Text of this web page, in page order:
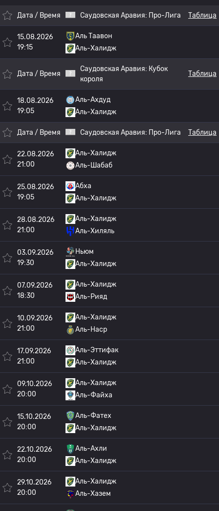
Дата / Время Саудовская Аравия: Про-Лига Таблица
15.08.2026
19:15
Аль Таавон
Аль-Халидж
Дата / Время
Саудовская Аравия: Кубок
короля
Таблица
18.08.2026
19:05
Аль-Ахдуд
Аль-Халидж
Дата / Время Саудовская Аравия: Про-Лига Таблица
22.08.2026
21:00
Аль-Халидж
Аль-Шабаб
25.08.2026
19:05
Абха
Аль-Халидж
28.08.2026
21:00
Аль-Халидж
Аль-Хиляль
03.09.2026
19:30
Ньюм
Аль-Халидж
07.09.2026
18:30
Аль-Халидж
Аль-Рияд
10.09.2026
21:00
Аль-Халидж
Аль-Наср
17.09.2026
21:00
Аль-Эттифак
Аль-Халидж
09.10.2026
20:00
Аль-Халидж
Аль-Файха
15.10.2026
20:00
Аль-Фатех
Аль-Халидж
22.10.2026
20:00
Аль-Ахли
Аль-Халидж
29.10.2026
20:00
Аль-Халидж
Аль-Хазем